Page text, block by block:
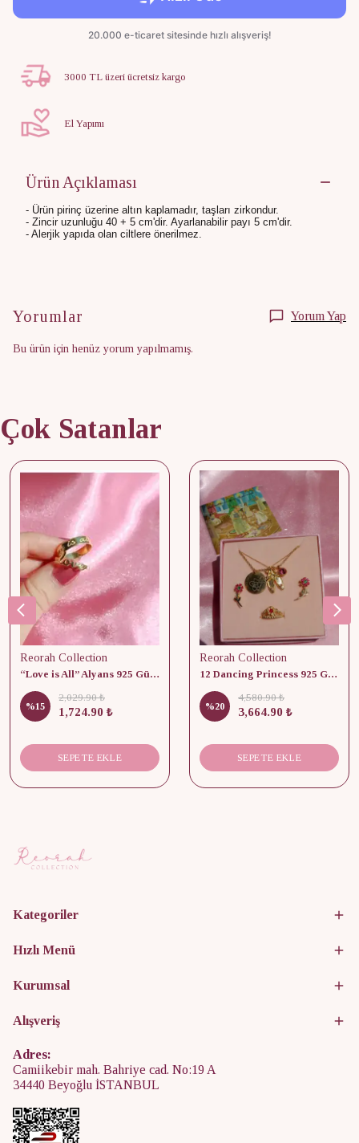
3000 TL üzeri ücretsiz kargo
El Yapımı
Ürün Açıklaması
- Ürün pirinç üzerine altın kaplamadır, taşları zirkondur.
- Zincir uzunluğu 40 + 5 cm'dir. Ayarlanabilir payı 5 cm'dir.
- Alerjik yapıda olan ciltlere önerilmez.
Yorumlar Yorum Yap
Bu ürün için henüz yorum yapılmamış.
Çok Satanlar
Reorah Collection
“Love is All” Alyans 925 Gümüş - Medium Beden
%15
2,029.90 ₺
1,724.90 ₺
SEPETE EKLE
Reorah Collection
12 Dancing Princess 925 Gümüş/ Kolye, Küpe ve Yüzük Set
%20
4,580.90 ₺
3,664.90 ₺
SEPETE EKLE
Kategoriler
Hızlı Menü
Kurumsal
Alışveriş
Adres:
Camiikebir mah. Bahriye cad. No:19 A
34440 Beyoğlu İSTANBUL